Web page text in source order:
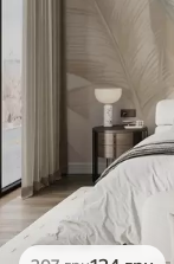
Peel and Stick
1458 875грн/м²